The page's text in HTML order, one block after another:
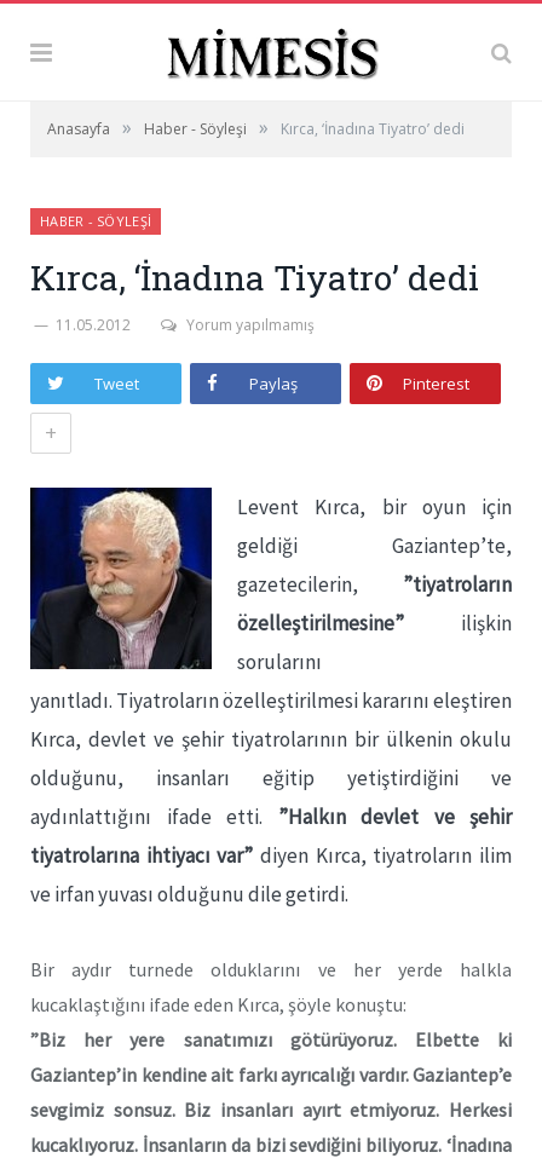
Anasayfa » Haber - Söyleşi » Kırca, ‘İnadına Tiyatro’ dedi
HABER - SÖYLEŞI
Kırca, ‘İnadına Tiyatro’ dedi
11.05.2012 Yorum yapılmamış
Tweet Paylaş Pinterest
+
Levent Kırca, bir oyun için
geldiği Gaziantep’te,
gazetecilerin, ”tiyatroların
özelleştirilmesine” ilişkin
sorularını
yanıtladı. Tiyatroların özelleştirilmesi kararını eleştiren
Kırca, devlet ve şehir tiyatrolarının bir ülkenin okulu
olduğunu, insanları eğitip yetiştirdiğini ve
aydınlattığını ifade etti. ”Halkın devlet ve şehir
tiyatrolarına ihtiyacı var” diyen Kırca, tiyatroların ilim
ve irfan yuvası olduğunu dile getirdi.
Bir aydır turnede olduklarını ve her yerde halkla
kucaklaştığını ifade eden Kırca, şöyle konuştu:
”Biz her yere sanatımızı götürüyoruz. Elbette ki
Gaziantep’in kendine ait farkı ayrıcalığı vardır. Gaziantep’e
sevgimiz sonsuz. Biz insanları ayırt etmiyoruz. Herkesi
kucaklıyoruz. İnsanların da bizi sevdiğini biliyoruz. ‘İnadına